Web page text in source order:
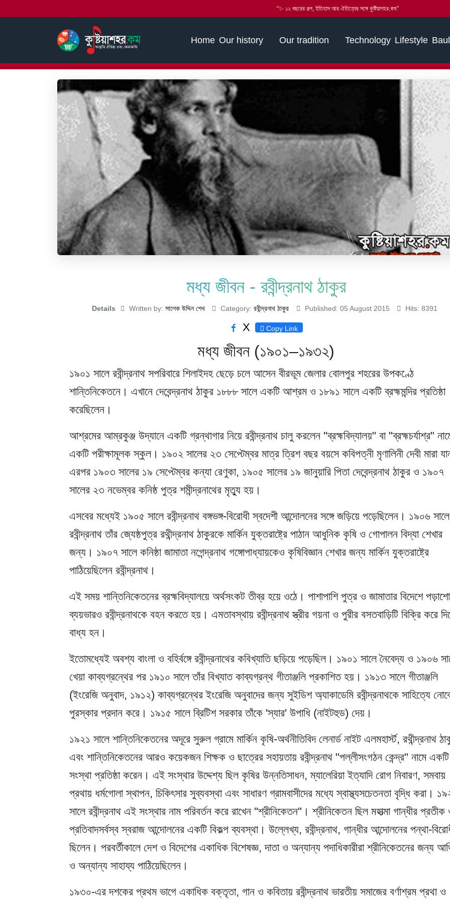
“✨ ১২ বছরের গল্প, ইতিহাস আর ঐতিহ্যের সঙ্গে কুষ্টিয়াশহর.কম”
Home Our history Our tradition Technology Lifestyle
মধ্য জীবন - রবীন্দ্রনাথ ঠাকুর
Details Written by: সালেক উদ্দিন শেখ Category: রবীন্দ্রনাথ ঠাকুর Published: 05 August 2015 Hits: 8391
X Copy Link
মধ্য জীবন (১৯০১–১৯৩২)
১৯০১ সালে রবীন্দ্রনাথ সপরিবারে শিলাইদহ ছেড়ে চলে আসেন বীরভূম জেলার বোলপুর শহরের উপকণ্ঠে
শান্তিনিকেতনে। এখানে দেবেন্দ্রনাথ ঠাকুর ১৮৮৮ সালে একটি আশ্রম ও ১৮৯১ সালে একটি ব্রহ্মমন্দির প্রতিষ্ঠা
করেছিলেন।
আশ্রমের আম্রকুঞ্জ উদ্যানে একটি গ্রন্থাগার নিয়ে রবীন্দ্রনাথ চালু করলেন "ব্রহ্মবিদ্যালয়" বা "ব্রহ্মচর্যাশ্র"
একটি পরীক্ষামূলক স্কুল। ১৯০২ সালের ২৩ সেপ্টেম্বর মাত্র ত্রিশ বছর বয়সে কবিপত্নী মৃণালিনী দেবী মারা
এরপর ১৯০৩ সালের ১৯ সেপ্টেম্বর কন্যা রেণুকা, ১৯০৫ সালের ১৯ জানুয়ারি পিতা দেবেন্দ্রনাথ ঠাকুর ও ১৯০৭
সালের ২৩ নভেম্বর কনিষ্ঠ পুত্র শমীন্দ্রনাথের মৃত্যু হয়।
এসবের মধ্যেই ১৯০৫ সালে রবীন্দ্রনাথ বঙ্গভঙ্গ-বিরোধী স্বদেশী আন্দোলনের সঙ্গে জড়িয়ে পড়েছিলেন। ১৯০৬ সালে
রবীন্দ্রনাথ তাঁর জ্যেষ্ঠপুত্র রথীন্দ্রনাথ ঠাকুরকে মার্কিন যুক্তরাষ্ট্রে পাঠান আধুনিক কৃষি ও গোপালন বিদ্যা শেখার
জন্য। ১৯০৭ সালে কনিষ্ঠা জামাতা নগেন্দ্রনাথ গঙ্গোপাধ্যায়কেও কৃষিবিজ্ঞান শেখার জন্য মার্কিন যুক্তরাষ্ট্রে
পাঠিয়েছিলেন রবীন্দ্রনাথ।
এই সময় শান্তিনিকেতনের ব্রহ্মবিদ্যালয়ে অর্থসংকট তীব্র হয়ে ওঠে। পাশাপাশি পুত্র ও জামাতার বিদেশে
ব্যয়ভারও রবীন্দ্রনাথকে বহন করতে হয়। এমতাবস্থায় রবীন্দ্রনাথ স্ত্রীর গয়না ও পুরীর বসতবাড়িটি বিক্রি করে
বাধ্য হন।
ইতোমধ্যেই অবশ্য বাংলা ও বহির্বঙ্গে রবীন্দ্রনাথের কবিখ্যাতি ছড়িয়ে পড়েছিল। ১৯০১ সালে নৈবেদ্য ও ১৯০৬
খেয়া কাব্যগ্রন্থের পর ১৯১০ সালে তাঁর বিখ্যাত কাব্যগ্রন্থ গীতাঞ্জলি প্রকাশিত হয়। ১৯১৩ সালে গীতাঞ্জলি
(ইংরেজি অনুবাদ, ১৯১২) কাব্যগ্রন্থের ইংরেজি অনুবাদের জন্য সুইডিশ অ্যাকাডেমি রবীন্দ্রনাথকে সাহিত্যে
পুরস্কার প্রদান করে। ১৯১৫ সালে ব্রিটিশ সরকার তাঁকে 'স্যার' উপাধি (নাইটহুড) দেয়।
১৯২১ সালে শান্তিনিকেতনের অদূরে সুরুল গ্রামে মার্কিন কৃষি-অর্থনীতিবিদ লেনার্ড নাইট এলমহার্স্ট, রথীন্দ্রনাথ
এবং শান্তিনিকেতনের আরও কয়েকজন শিক্ষক ও ছাত্রের সহায়তায় রবীন্দ্রনাথ "পল্লীসংগঠন কেন্দ্র" নামে একটি
সংস্থা প্রতিষ্ঠা করেন। এই সংস্থার উদ্দেশ্য ছিল কৃষির উন্নতিসাধন, ম্যালেরিয়া ইত্যাদি রোগ নিবারণ, সমবায়
প্রথায় ধর্মগোলা স্থাপন, চিকিৎসার সুব্যবস্থা এবং সাধারণ গ্রামবাসীদের মধ্যে স্বাস্থ্যসচেতনতা বৃদ্ধি করা।
সালে রবীন্দ্রনাথ এই সংস্থার নাম পরিবর্তন করে রাখেন "শ্রীনিকেতন"। শ্রীনিকেতন ছিল মহাত্মা গান্ধীর প্রতীক
প্রতিবাদসর্বস্ব স্বরাজ আন্দোলনের একটি বিকল্প ব্যবস্থা। উল্লেখ্য, রবীন্দ্রনাথ, গান্ধীর আন্দোলনের পন্থা-
ছিলেন। পরবর্তীকালে দেশ ও বিদেশের একাধিক বিশেষজ্ঞ, দাতা ও অন্যান্য পদাধিকারীরা শ্রীনিকেতনের জন্য
ও অন্যান্য সাহায্য পাঠিয়েছিলেন।
১৯৩০-এর দশকের প্রথম ভাগে একাধিক বক্তৃতা, গান ও কবিতায় রবীন্দ্রনাথ ভারতীয় সমাজের বর্ণাশ্রম প্রথা ও